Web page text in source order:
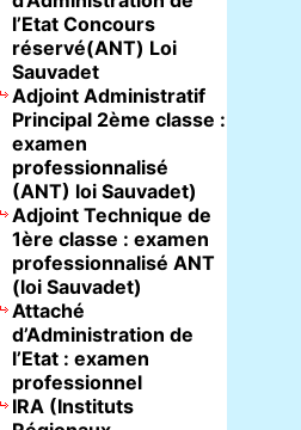
l’Etat Concours
réservé(ANT) Loi
Sauvadet
Adjoint Administratif
Principal 2ème classe :
examen
professionnalisé
(ANT) loi Sauvadet)
Adjoint Technique de
1ère classe : examen
professionnalisé ANT
(loi Sauvadet)
Attaché
d’Administration de
l’Etat : examen
professionnel
IRA (Instituts